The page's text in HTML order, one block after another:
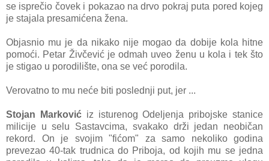
se isprečio čovek i pokazao na drvo pokraj puta pored kojeg
je stajala presamićena žena.
Objasnio mu je da nikako nije mogao da dobije kola hitne
pomoći. Petar Živčević je odmah uveo ženu u kola i tek što
je stigao u porodilište, ona se već porodila.
Verovatno to mu neće biti poslednji put, jer ...
Stojan Markovićiz isturenog Odeljenja pribojske stanice
milicije u selu Sastavcima, svakako drži jedan neobičan
rekord. On je svojim "fićom" za samo nekoliko godina
prevezao 40-tak trudnica do Priboja, od kojih mu se jedna